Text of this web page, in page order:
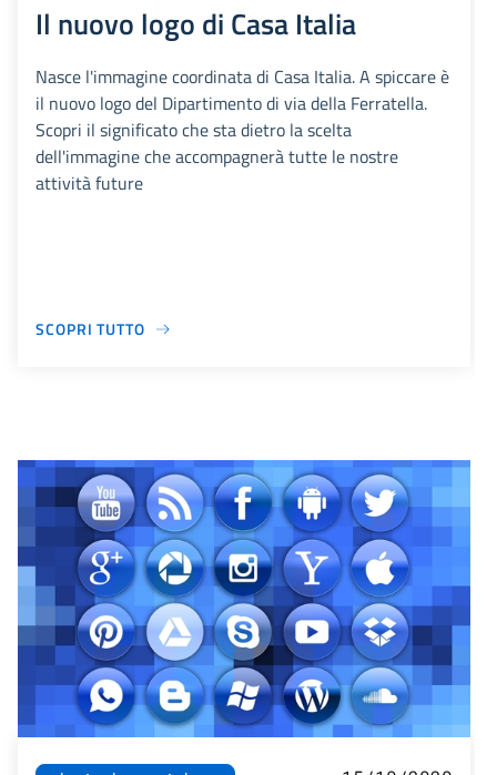
Il nuovo logo di Casa Italia
Nasce l'immagine coordinata di Casa Italia. A spiccare è
il nuovo logo del Dipartimento di via della Ferratella.
Scopri il significato che sta dietro la scelta
dell'immagine che accompagnerà tutte le nostre
attività future
SCOPRI TUTTO